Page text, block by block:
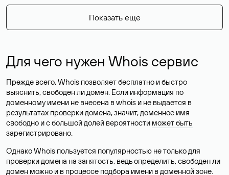
Показать еще
Для чего нужен Whois сервис
Прежде всего, Whois позволяет бесплатно и быстро
выяснить, свободен ли домен. Если информация по
доменному имени не внесена в whois и не выдается в
результатах проверки домена, значит, доменное имя
свободно и с большой долей вероятности может быть
зарегистрировано.
Однако Whois пользуется популярностью не только для
проверки домена на занятость, ведь определить, свободен ли
домен можно и в процессе подбора имени в доменной зоне.